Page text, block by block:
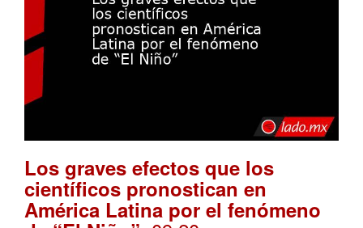
Los graves efectos que los
científicos pronostican en
América Latina por el fenómeno